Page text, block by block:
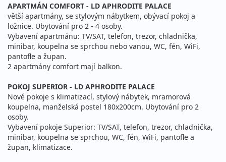
27.09. - 30.09.2026
neděle - středa
polopenze
Sleva 11%13 100 Kč 11 700 Kč
cena za 4 dny (3 noci) Podrobnosti
28.09. - 01.10.2026
pondělí - čtvrtek
vlastní
Sleva 11%13 100 Kč 11 700 Kč
cena za 4 dny (3 noci) Podrobnosti
říjen 2026
APARTMÁN COMFORT - LD APHRODITE PALACE
větší apartmány, se stylovým nábytkem, obývací pokoj a
ložnice. Ubytování pro 2 - 4 osoby.
Vybavení apartmánu: TV/SAT, telefon, trezor, chladnička,
minibar, koupelna se sprchou nebo vanou, WC, fén, WiFi,
pantofle a župan.
2 apartmány comfort mají balkon.
POKOJ SUPERIOR - LD APHRODITE PALACE
Nové pokoje s klimatizací, stylový nábytek, mramorová
koupelna, manželská postel 180x200cm. Ubytování pro 2
osoby.
Vybavení pokoje Superior: TV/SAT, telefon, trezor, chladnička,
minibar, koupelna se sprchou, WC, fén, WiFi, pantofle a
župan, klimatizace.